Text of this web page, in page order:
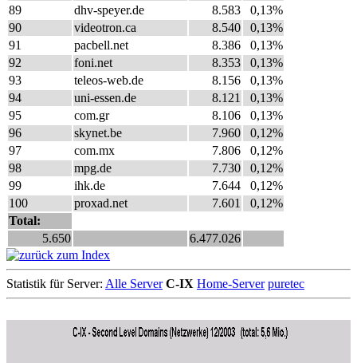
89
dhv-speyer.de 8.583
0,13%
90
videotron.ca 8.540
0,13%
91
pacbell.net 8.386
0,13%
92
foni.net 8.353
0,13%
93
teleos-web.de 8.156
0,13%
94
uni-essen.de 8.121
0,13%
95
com.gr 8.106
0,13%
96
skynet.be 7.960
0,12%
97
com.mx 7.806
0,12%
98
mpg.de 7.730
0,12%
99
ihk.de 7.644
0,12%
100
proxad.net 7.601
0,12%
Total:
5.650
6.477.026
Statistik für Server: Alle Server C-IX Home-Server puretec